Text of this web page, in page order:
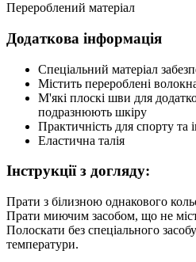
Перероблений матеріал
Додаткова інформація
Спеціальний матеріал
Містить перероблені
М'які плоскі шви для
подразнюють шкіру
Практичність для спорту та
Еластична талія
Інструкції з догляду:
Прати з білизною однакового
Прати миючим засобом, що не
Полоскати без спеціального
температури.